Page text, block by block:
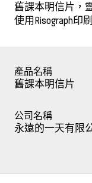
舊課本明信片，
使用Risograph印
產品名稱
舊課本明信片
公司名稱
永遠的一天有限